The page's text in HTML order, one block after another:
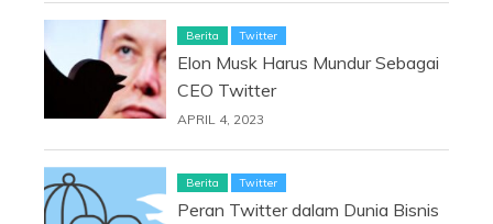
Berita Twitter
Elon Musk Harus Mundur Sebagai
CEO Twitter
APRIL 4, 2023
Berita Twitter
Peran Twitter dalam Dunia Bisnis